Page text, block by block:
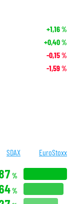
+1,16%
+0,40%
-0,15%
-1,59%
SDAX EuroStoxx
%
%